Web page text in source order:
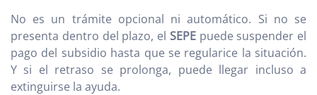
No es un trámite opcional ni automático. Si no se
presenta dentro del plazo, el SEPEpuede suspender el
pago del subsidio hasta que se regularice la situación.
Y si el retraso se prolonga, puede llegar incluso a
extinguirse la ayuda.